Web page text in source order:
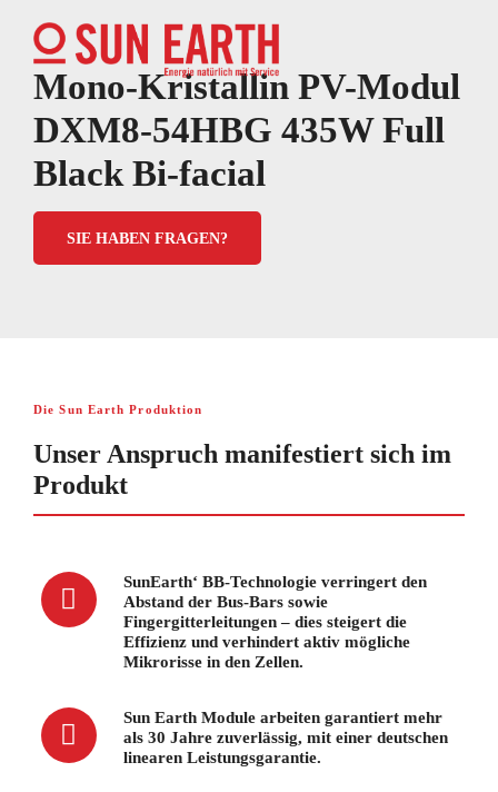
Mono-Kristallin PV-Modul
DXM8-54HBG 435W Full
Black Bi-facial
SIE HABEN FRAGEN?
Die Sun Earth Produktion
Unser Anspruch manifestiert sich im
Produkt
SunEarth‘ BB-Technologie verringert den
Abstand der Bus-Bars sowie
Fingergitterleitungen – dies steigert die
Effizienz und verhindert aktiv mögliche
Mikrorisse in den Zellen.
Sun Earth Module arbeiten garantiert mehr
als 30 Jahre zuverlässig, mit einer deutschen
linearen Leistungsgarantie.